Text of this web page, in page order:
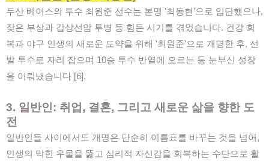
두산 베어스의 투수 최원준 선수는 본명 '최동현'으로 입단했으나,
잦은 부상과 갑상선암 투병 등 힘든 시기를 겪었습니다. 건강 회
복과 야구 인생의 새로운 도약을 위해 '최원준'으로 개명한 후, 선
발 투수로 자리 잡으며 10승 투수 반열에 오르는 등 눈부신 성장
을 이뤄냈습니다 [6].
3. 일반인: 취업, 결혼, 그리고 새로운 삶을 향한 도
전
일반인들 사이에서도 개명은 단순히 이름표를 바꾸는 것을 넘어,
인생의 막힌 우물을 뚫고 심리적 자신감을 회복하는 수단으로 활